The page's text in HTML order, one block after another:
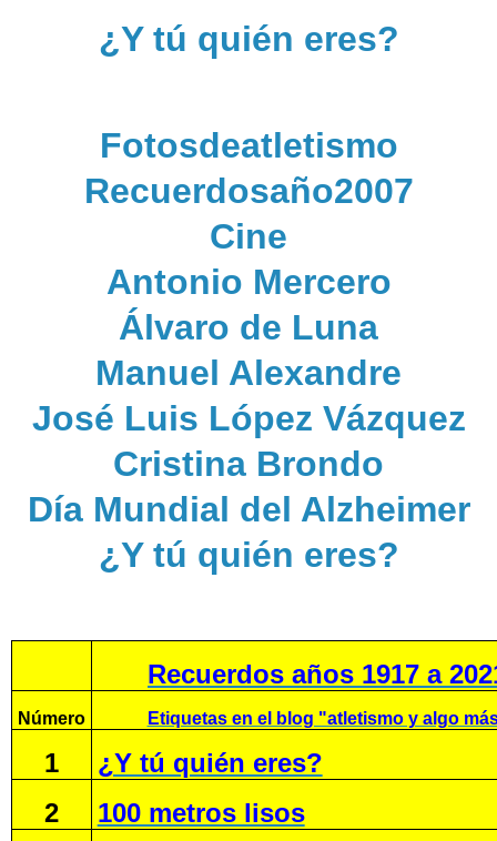
¿Y tú quién eres?
Fotosdeatletismo
Recuerdosaño2007
Cine
Antonio Mercero
Álvaro de Luna
Manuel Alexandre
José Luis López Vázquez
Cristina Brondo
Día Mundial del Alzheimer
¿Y tú quién eres?
Recuerdos años 1917 a
Número Etiquetas en el blog "atletismo y algo
1
¿Y tú quién eres?
2
100 metros lisos